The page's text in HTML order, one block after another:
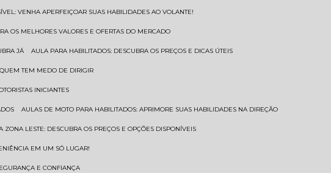
VENHA APERFEIÇOAR SUAS HABILIDADES AO VOLANTE!
OS MELHORES VALORES E OFERTAS DO MERCADO
JÁ AULA PARA HABILITADOS: DESCUBRA OS PREÇOS E DICAS ÚTEIS
QUEM TEM MEDO DE DIRIGIR
INICIANTES
AULAS DE MOTO PARA HABILITADOS: APRIMORE SUAS HABILIDADES NA DIREÇÃO
ZONA LESTE: DESCUBRA OS PREÇOS E OPÇÕES DISPONÍVEIS
EM UM SÓ LUGAR!
E CONFIANÇA